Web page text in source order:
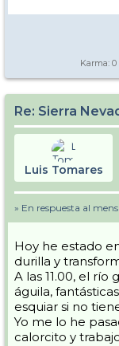
Karma: 0
Re: Sierra
Luis Tomares
» En respuesta al
Hoy he estado
durilla y
A las 11.00, el
águila,
esquiar si no
Yo me lo he
calorcito y